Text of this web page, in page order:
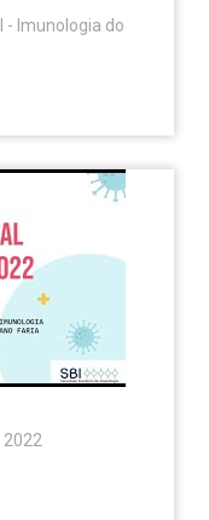
- Imunologia do
2022